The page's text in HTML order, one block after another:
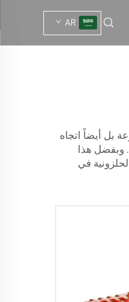
AR
بل أيضاً اتجاه
وبفضل هذا
في